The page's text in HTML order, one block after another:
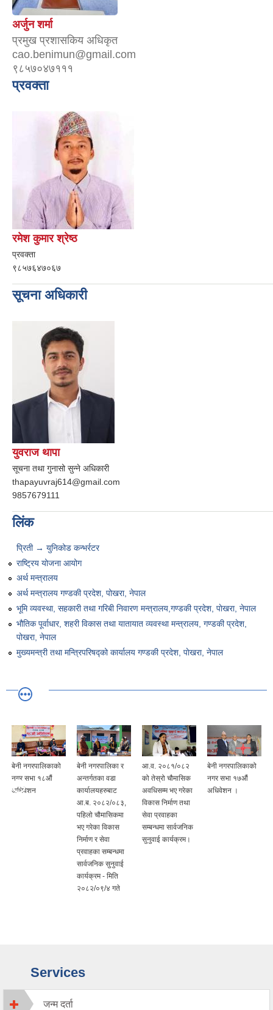
अर्जुन शर्मा
प्रमुख प्रशासकिय अधिकृत
cao.benimun@gmail.com
९८५७०४७१११
प्रवक्ता
रमेश कुमार श्रेष्ठ
प्रवक्ता
९८५७६४७०६७
सूचना अधिकारी
युवराज थापा
सूचना तथा गुनासो सुन्‍ने अधिकारी
thapayuvraj614@gmail.com
9857679111
लिंक
प्रिती → युनिकोड कन्भर्रटर
राष्ट्रिय योजना आयोग
अर्थ मन्त्रालय
अर्थ मन्त्रालय गण्डकी प्रदेश, पोखरा, नेपाल
भूमि व्यवस्था, सहकारी तथा गरिबी निवारण मन्त्रालय,गण्डकी प्रदेश, पाेखरा, नेपाल
भौतिक पूर्वाधार, शहरी विकास तथा यातायात व्यवस्था मन्त्रालय, गण्डकी प्रदेश,
पोखरा, नेपाल
मुख्यमन्त्री तथा मन्त्रिपरिषद्को कार्यालय गण्डकी प्रदेश, पाेखरा, नेपाल
बेनी नगरपालिकाको
नगर सभा १८औं
अधिवेशन
बेनी नगरपालिका र
अन्तर्गतका वडा
कार्यालयहरुबाट
आ.ब. २०८२/०८३,
पहिलो चौमासिकमा
भए गरेका विकास
निर्माण र सेवा
प्रवाहका सम्बन्धमा
सार्वजनिक सुनुवाई
कार्यक्रम - मिति
२०८२/०९/४ गते
आ.व. २०८१/०८२
को तेस्रो चौमासिक
अवधिसम्म भए गरेका
विकास निर्माण तथा
सेवा प्रवाहका
सम्बन्धमा सार्वजनिक
सुनुवाई कार्यक्रम।
बेनी नगरपालिकाको
नगर सभा १७औं
अधिवेशन ।
Services
जन्म दर्ता